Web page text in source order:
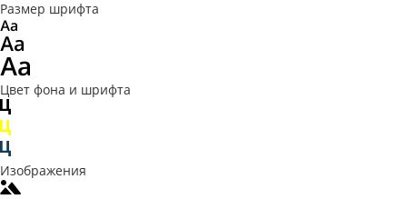
Размер шрифта
Цвет фона и шрифта
Изображения